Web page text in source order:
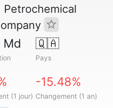
Petrochemical
🇶🇦
Pays
(1 jour)
-15.48%
Changement (1 an)